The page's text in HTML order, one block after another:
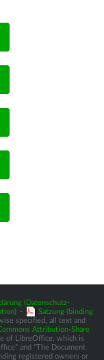
(Datenschutz-
-
Satzung (binding
specified, all text and
Attribution-Share
of LibreOffice, which is
and “The Document
registered owners or